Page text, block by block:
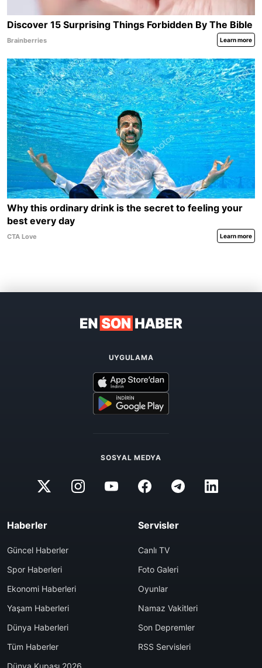
UYGULAMA
SOSYAL MEDYA
Haberler
Güncel Haberler
Spor Haberleri
Ekonomi Haberleri
Yaşam Haberleri
Dünya Haberleri
Tüm Haberler
Servisler
Canlı TV
Foto Galeri
Oyunlar
Namaz Vakitleri
Son Depremler
RSS Servisleri